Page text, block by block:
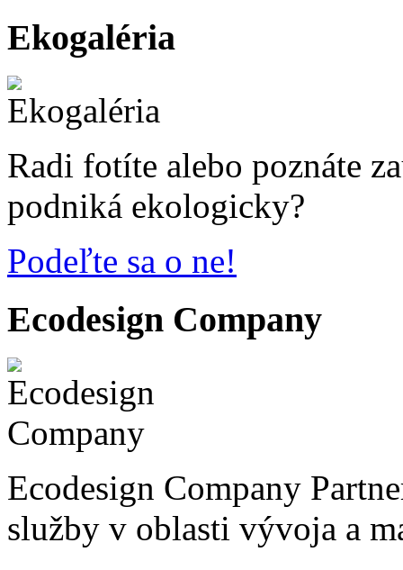
Ekogaléria
Radi fotíte alebo poznáte
podniká ekologicky?
Podeľte sa o ne!
Ecodesign Company
Ecodesign Company
služby v oblasti vývoja a